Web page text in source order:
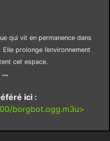
qui vit en permanence dans
prolonge l’environnement
cet espace.
…
ici :
borgbot.ogg.m3u>